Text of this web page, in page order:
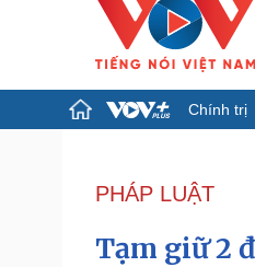
Chính trị
Đảng
Tổ chức nhân sự
Nhận diện sự thật
PHÁP LUẬT
Tạm giữ 2